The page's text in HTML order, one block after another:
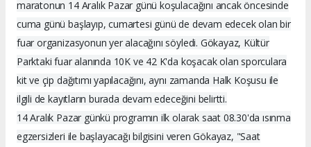
maratonun 14 Aralık Pazar günü koşulacağını ancak öncesinde
cuma günü başlayıp, cumartesi günü de devam edecek olan bir
fuar organizasyonun yer alacağını söyledi. Gökayaz, Kültür
Parktaki fuar alanında 10K ve 42 K'da koşacak olan sporculara
kit ve çip dağıtımı yapılacağını, aynı zamanda Halk Koşusu ile
ilgili de kayıtların burada devam edeceğini belirtti.
14 Aralık Pazar günkü programın ilk olarak saat 08.30'da ısınma
egzersizleri ile başlayacağı bilgisini veren Gökayaz, "Saat